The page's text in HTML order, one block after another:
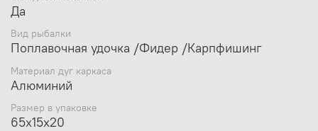
Да
Вид рыбалки
Поплавочная удочка /Фидер /Карпфишинг
Материал дуг каркаса
Алюминий
Размер в упаковке
65x15x20